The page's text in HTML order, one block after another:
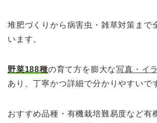
堆肥づくりから病害虫・雑草対策まで
います。
野菜188種の育て方を膨大な写真・イ
あり、丁寧かつ詳細で分かりやすいで
おすすめ品種・有機栽培難易度など有